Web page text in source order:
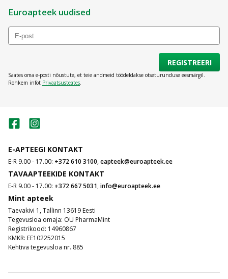
Euroapteek uudised
REGISTREERI
Saates oma e-posti nõustute, et teie andmeid töödeldakse otseturunduse eesmärgil.
Rohkem infot Privaatsusteates.
E-APTEEGI KONTAKT
E-R 9.00 - 17.00: +372 610 3100,eapteek@euroapteek.ee
TAVAAPTEEKIDE KONTAKT
E-R 9.00 - 17.00: +372 667 5031,info@euroapteek.ee
Mint apteek
Taevakivi 1, Tallinn 13619 Eesti
Tegevusloa omaja: OÜ PharmaMint
Registrikood: 14960867
KMKR: EE102252015
Kehtiva tegevusloa nr. 885